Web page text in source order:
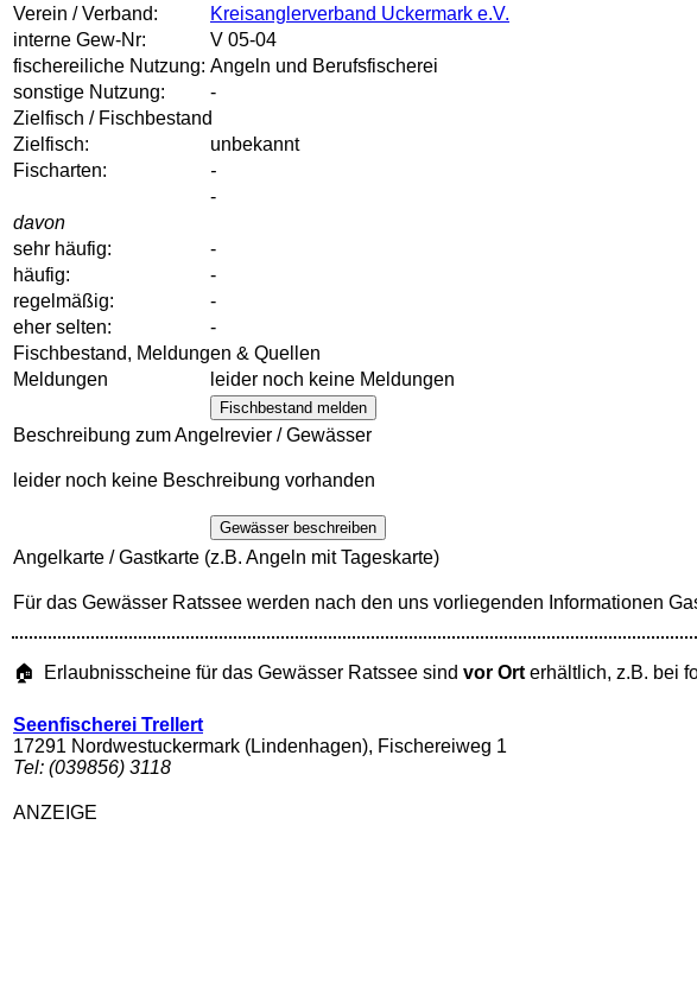
Verein / Verband:
Kreisanglerverband Uckermark e.V.
interne Gew-Nr:
V 05-04
fischereiliche Nutzung: Angeln und Berufsfischerei
sonstige Nutzung:
-
Zielfisch / Fischbestand
Zielfisch:
unbekannt
Fischarten:
-
-
davon
sehr häufig:
-
häufig:
-
regelmäßig:
-
eher selten:
-
Fischbestand, Meldungen & Quellen
Meldungen
leider noch keine Meldungen
Fischbestand melden
Beschreibung zum Angelrevier / Gewässer
leider noch keine Beschreibung vorhanden
Gewässer beschreiben
Angelkarte / Gastkarte (z.B. Angeln mit Tageskarte)
Für das Gewässer Ratssee werden nach den uns vorliegenden Informationen
🏠 Erlaubnisscheine für das Gewässer Ratssee sind vor Ort erhältlich, z.B. bei
Seenfischerei Trellert
17291 Nordwestuckermark (Lindenhagen), Fischereiweg 1
Tel: (039856) 3118
ANZEIGE